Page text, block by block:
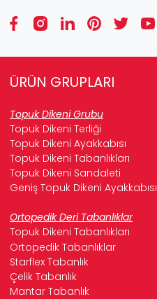
ÜRÜN GRUPLARI
Topuk Dikeni Grubu
Topuk Dikeni Terliği
Topuk Dikeni Ayakkabısı
Topuk Dikeni Tabanlıkları
Topuk Dikeni Sandaleti
Geniş Topuk Dikeni Ayakkabısı
Ortopedik Deri Tabanlıklar
Topuk Dikeni Tabanlıkları
Ortopedik Tabanlıklar
Starflex Tabanlık
Çelik Tabanlık
Mantar Tabanlık